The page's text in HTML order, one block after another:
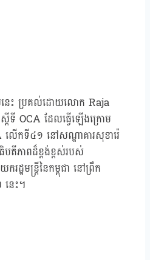
នេះ ប្រគល់ដោយលោក Raja
ទី OCA ដែលធ្វើឡើងក្រោម
លើកទី៤១ នៅសណ្ឋាគារសុខារ៉េ
តីភាពដ៏ខ្ពង់ខ្ពស់របស់
ដ្ឋមន្ដ្រីនៃកម្ពុជា នៅព្រឹក
នេះ។